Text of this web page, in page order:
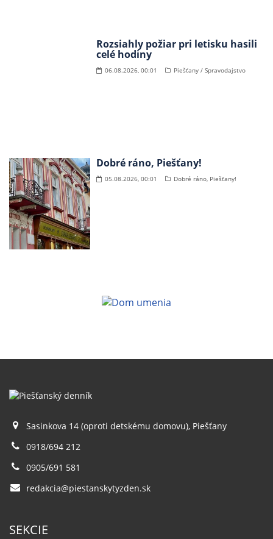
Rozsiahly požiar pri letisku hasili
celé hodiny
06.08.2026, 00:01 Piešťany / Spravodajstvo
Dobré ráno, Piešťany!
05.08.2026, 00:01 Dobré ráno, Piešťany!
Sasinkova 14 (oproti detskému domovu), Piešťany
0918/694 212
0905/691 581
redakcia@piestanskytyzden.sk
SEKCIE